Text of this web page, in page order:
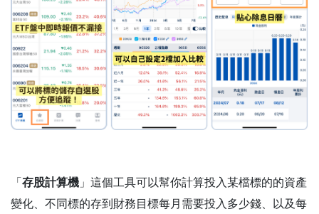
「存股計算機 」這個工具可以幫你計算投入某檔標的的資產
變化、不同標的存到財務目標每月需要投入多少錢、以及每